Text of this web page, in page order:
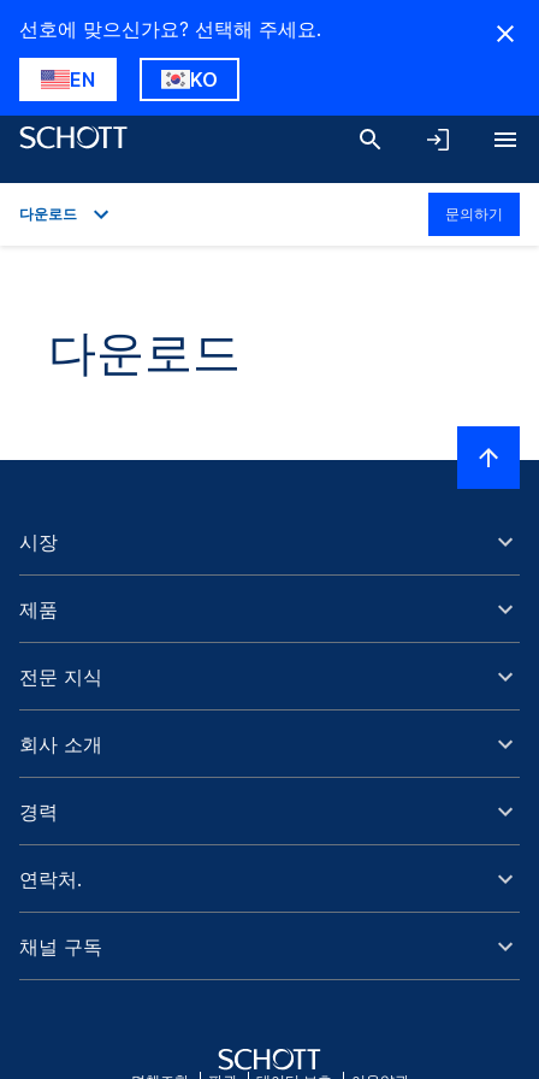
선호에 맞으신가요? 선택해 주세요.
EN KO
기술 상세
다운로드 문의하기
다운로드
시장
제품
전문 지식
회사 소개
경력
연락처.
채널 구독